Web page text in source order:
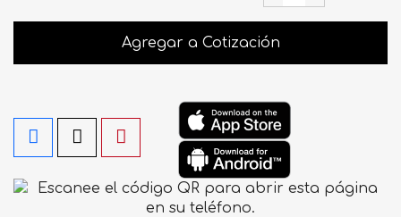
Agregar a Cotización